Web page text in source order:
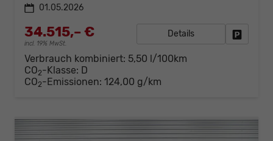
01.05.2026
34.515,– €
incl. 19% MwSt.
Details
Verbrauch kombiniert: 5,50 l/100km
CO2-Klasse: D
CO2-Emissionen: 124,00 g/km